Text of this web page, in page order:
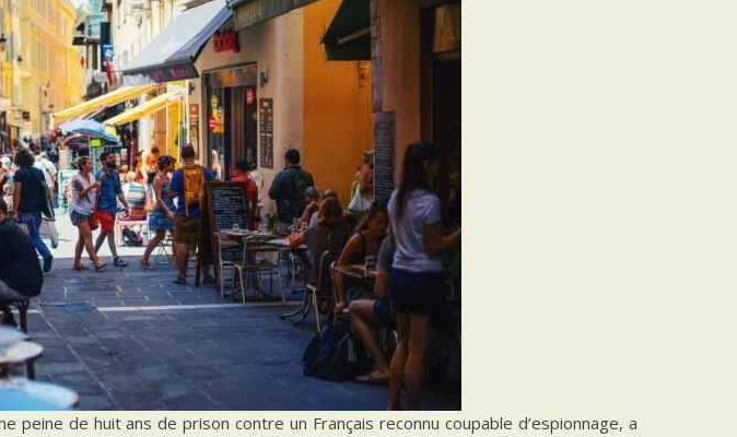
peine de huit ans de prison contre un Français reconnu coupable d’espionnage, a